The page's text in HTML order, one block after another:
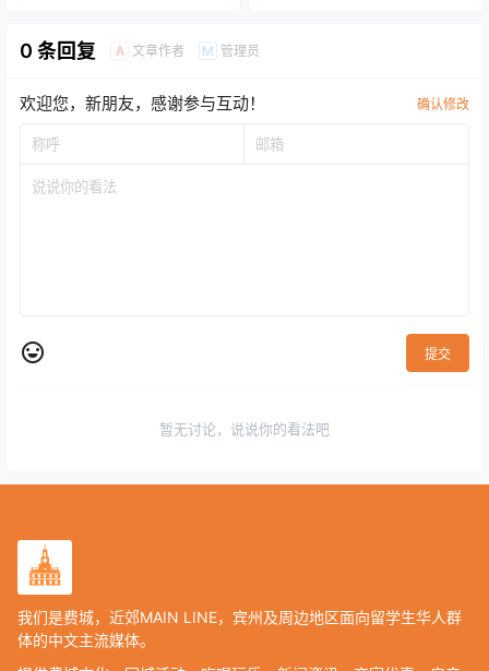
0 条回复 A 文章作者 M 管理员
欢迎您，新朋友，感谢参与互动！ 确认修改
提交
暂无讨论，说说你的看法吧
我们是费城，近郊MAIN LINE，宾州及周边地区面向留学生华人群
体的中文主流媒体。